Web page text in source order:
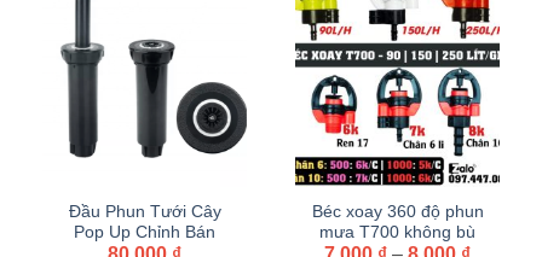
Đầu Phun Tưới Cây
Pop Up Chỉnh Bán
Kính Phun Tưới Cỏ,
Béc xoay 360 độ phun
mưa T700 không bù
áp, 90 và 250 lít chân 6